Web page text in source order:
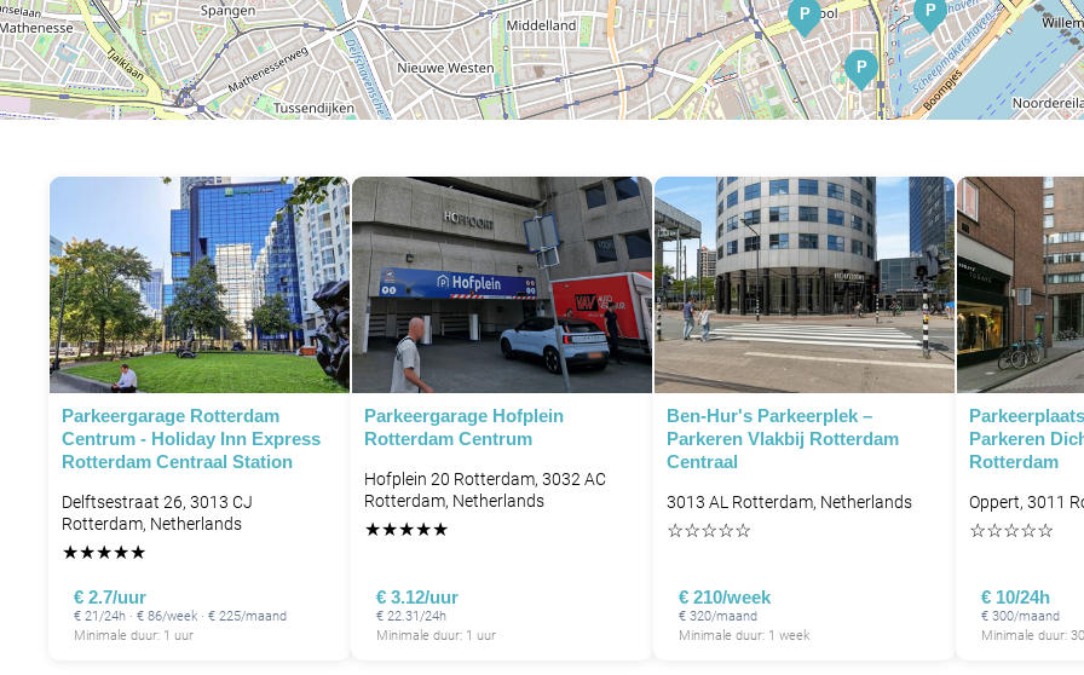
P P
P
P
P
P
P
Parkeergarage Rotterdam
Centrum - Holiday Inn Express
Rotterdam Centraal Station
Delftsestraat 26, 3013 CJ
Rotterdam, Netherlands
★★★★★
€ 2.7/uur
€ 21/24h · € 86/week · € 225/maand
Minimale duur: 1 uur
Parkeergarage Hofplein
Rotterdam Centrum
Hofplein 20 Rotterdam, 3032 AC
Rotterdam, Netherlands
★★★★★
€ 3.12/uur
€ 22.31/24h
Minimale duur: 1 uur
Ben-Hur's Parkeerplek –
Parkeren Vlakbij Rotterdam
Centraal
3013 AL Rotterdam, Netherlands
☆☆☆☆☆
€ 210/week
€ 320/maand
Minimale duur: 1 week
Parkeren
Rotterdam
Oppert, 3011
☆☆☆☆☆
€ 10/24h
€ 300/maand
Minimale duur: